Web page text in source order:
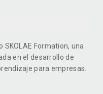
Formation, una
en el desarrollo de
para empresas.